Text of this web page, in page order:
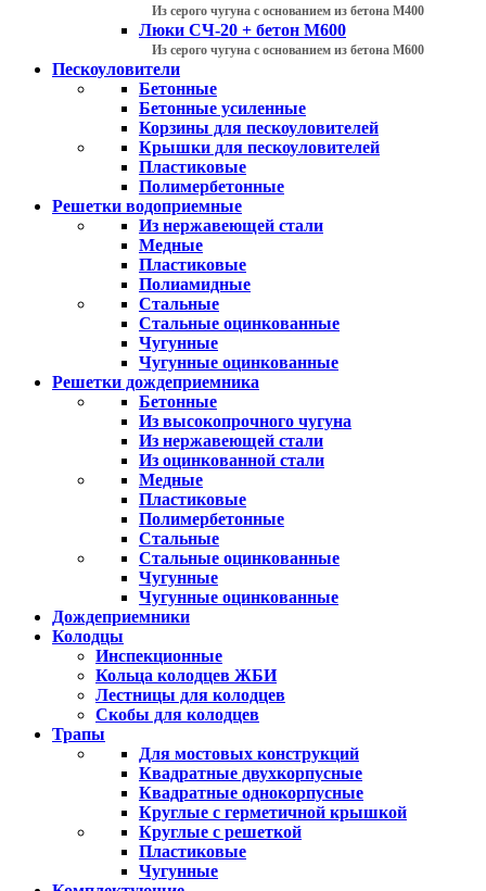
Из серого чугуна с основанием из бетона М400
Люки СЧ-20 + бетон М600
Из серого чугуна с основанием из бетона М600
Пескоуловители
Бетонные
Бетонные усиленные
Корзины для пескоуловителей
Крышки для пескоуловителей
Пластиковые
Полимербетонные
Решетки водоприемные
Из нержавеющей стали
Медные
Пластиковые
Полиамидные
Стальные
Стальные оцинкованные
Чугунные
Чугунные оцинкованные
Решетки дождеприемника
Бетонные
Из высокопрочного чугуна
Из нержавеющей стали
Из оцинкованной стали
Медные
Пластиковые
Полимербетонные
Стальные
Стальные оцинкованные
Чугунные
Чугунные оцинкованные
Дождеприемники
Колодцы
Инспекционные
Кольца колодцев ЖБИ
Лестницы для колодцев
Скобы для колодцев
Трапы
Для мостовых конструкций
Квадратные двухкорпусные
Квадратные однокорпусные
Круглые с герметичной крышкой
Круглые с решеткой
Пластиковые
Чугунные